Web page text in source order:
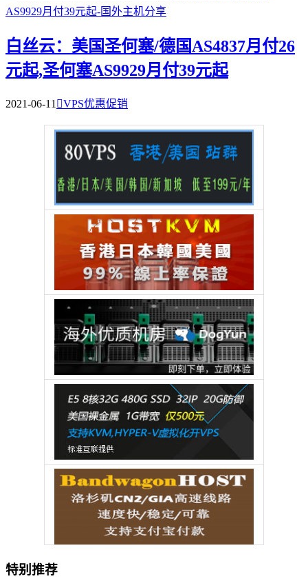
白丝云：美国圣何塞/德国AS4837月付26
元起,圣何塞AS9929月付39元起
2021-06-11 VPS优惠促销
特别推荐